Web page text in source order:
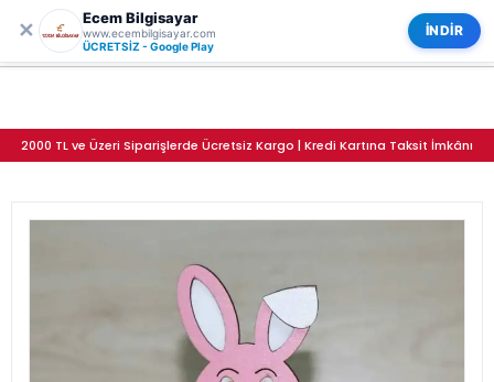
✕
Ecem Bilgisayar
www.ecembilgisayar.com
ÜCRETSİZ - Google Play
İNDİR
2000 TL ve Üzeri Siparişlerde Ücretsiz Kargo | Kredi Kartına Taksit İmkânı
0
Ahşap Tavşan Kalemlik Kategoriler